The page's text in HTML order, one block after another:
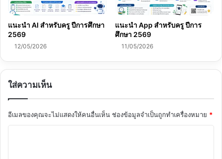
แนะนำ AI สำหรับครู ปีการศึกษา
2569
12/05/2026
แนะนำ App สำหรับครู ปีการ
ศึกษา 2569
11/05/2026
ใส่ความเห็น
อีเมลของคุณจะไม่แสดงให้คนอื่นเห็น ช่องข้อมูลจำเป็นถูกทำเครื่องหมาย *